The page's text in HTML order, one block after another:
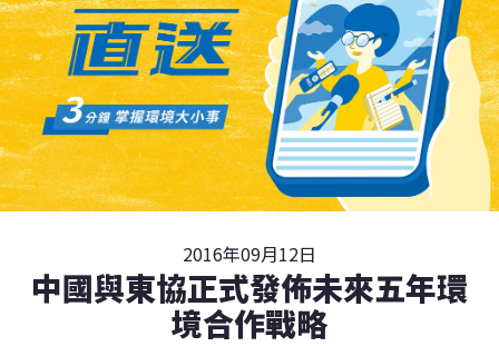
2016年09月12日
中國與東協正式發佈未來五年環
境合作戰略